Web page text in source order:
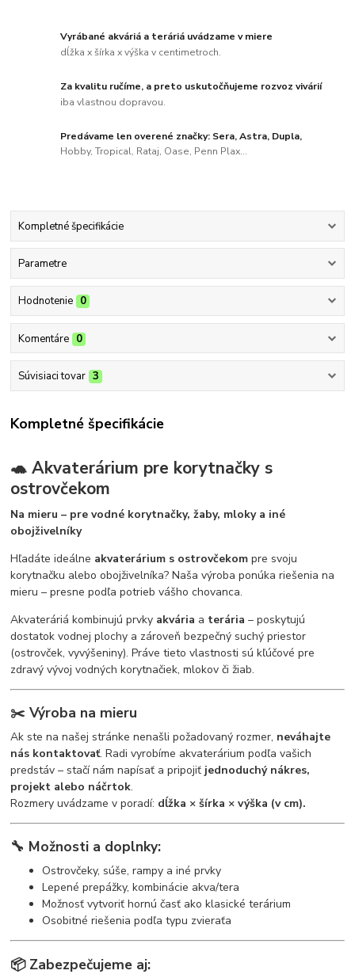
Vyrábané akváriá a teráriá uvádzame v miere
dĺžka x šírka x výška v centimetroch.
Za kvalitu ručíme, a preto uskutočňujeme rozvoz vivárií
iba vlastnou dopravou.
Predávame len overené značky: Sera, Astra, Dupla,
Hobby, Tropical, Rataj, Oase, Penn Plax...
Kompletné špecifikácie
Parametre
Hodnotenie 0
Komentáre 0
Súvisiaci tovar 3
Kompletné špecifikácie
🐢 Akvaterárium pre korytnačky s
ostrovčekom
Na mieru – pre vodné korytnačky, žaby, mloky a iné
obojživelníky
Hľadáte ideálne akvaterárium s ostrovčekom pre svoju
korytnačku alebo obojživelníka? Naša výroba ponúka riešenia na
mieru – presne podľa potrieb vášho chovanca.
Akvateráriá kombinujú prvky akvária a terária – poskytujú
dostatok vodnej plochy a zároveň bezpečný suchý priestor
(ostrovček, vyvýšeniny). Práve tieto vlastnosti sú kľúčové pre
zdravý vývoj vodných korytnačiek, mlokov či žiab.
✂️Výroba na mieru
Ak ste na našej stránke nenašli požadovaný rozmer, neváhajte
nás kontaktovať. Radi vyrobíme akvaterárium podľa vašich
predstáv – stačí nám napísať a pripojiť jednoduchý nákres,
projekt alebo náčrtok.
Rozmery uvádzame v poradí: dĺžka × šírka × výška (v cm).
🔧 Možnosti a doplnky:
Ostrovčeky, súše, rampy a iné prvky
Lepené prepážky, kombinácie akva/tera
Možnosť vytvoriť hornú časť ako klasické terárium
Osobitné riešenia podľa typu zvieraťa
📦 Zabezpečujeme aj: